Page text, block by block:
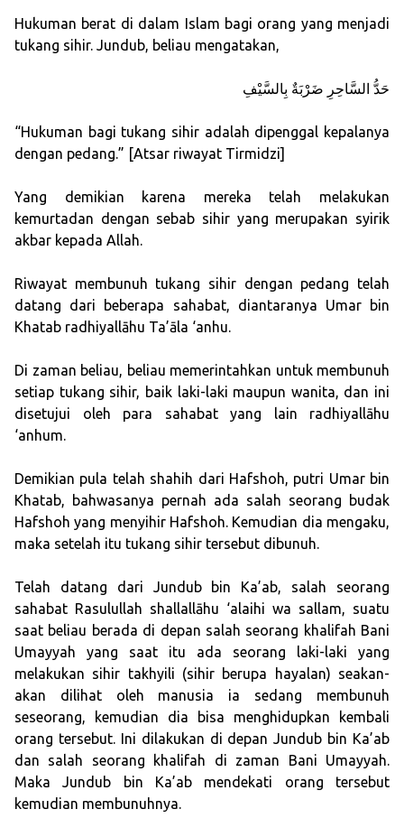
Hukuman berat di dalam Islam bagi orang yang menjadi
tukang sihir. Jundub, beliau mengatakan,
حَدُّ السَّاحِرِ ضَرْبَةٌ بِالسَّيْفِ
“Hukuman bagi tukang sihir adalah dipenggal kepalanya
dengan pedang.” [Atsar riwayat Tirmidzi]
Yang demikian karena mereka telah melakukan
kemurtadan dengan sebab sihir yang merupakan syirik
akbar kepada Allah.
Riwayat membunuh tukang sihir dengan pedang telah
datang dari beberapa sahabat, diantaranya Umar bin
Khatab radhiyallāhu Ta’āla ‘anhu.
Di zaman beliau, beliau memerintahkan untuk membunuh
setiap tukang sihir, baik laki-laki maupun wanita, dan ini
disetujui oleh para sahabat yang lain radhiyallāhu
‘anhum.
Demikian pula telah shahih dari Hafshoh, putri Umar bin
Khatab, bahwasanya pernah ada salah seorang budak
Hafshoh yang menyihir Hafshoh. Kemudian dia mengaku,
maka setelah itu tukang sihir tersebut dibunuh.
Telah datang dari Jundub bin Ka’ab, salah seorang
sahabat Rasulullah shallallāhu ‘alaihi wa sallam, suatu
saat beliau berada di depan salah seorang khalifah Bani
Umayyah yang saat itu ada seorang laki-laki yang
melakukan sihir takhyili (sihir berupa hayalan) seakan-
akan dilihat oleh manusia ia sedang membunuh
seseorang, kemudian dia bisa menghidupkan kembali
orang tersebut. Ini dilakukan di depan Jundub bin Ka’ab
dan salah seorang khalifah di zaman Bani Umayyah.
Maka Jundub bin Ka’ab mendekati orang tersebut
kemudian membunuhnya.